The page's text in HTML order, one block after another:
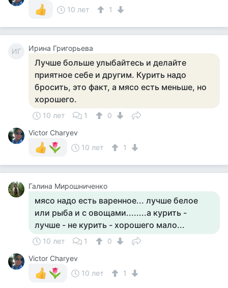
10 лет
1
ИГ Ирина Григорьева
Лучше больше улыбайтесь и делайте
приятное себе и другим. Курить надо
бросить, это факт, а мясо есть меньше, но
хорошего.
10 лет 1
0
Victor Charyev
10 лет
1
Галина Мирошниченко
мясо надо есть варенное... лучше белое
или рыба и с овощами........а курить -
лучше - не курить - хорошего мало...
10 лет 1
0
Victor Charyev
10 лет
1